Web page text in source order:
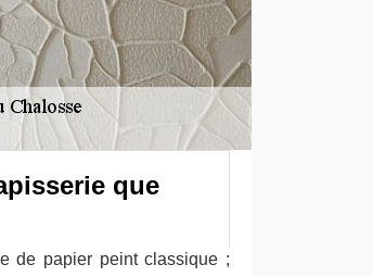
que
de papier peint classique ;